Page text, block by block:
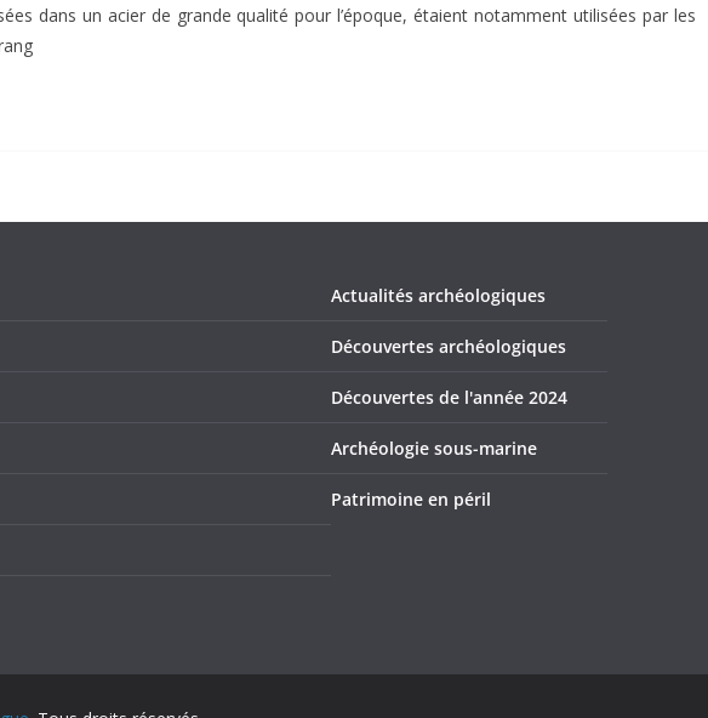
dans un acier de grande qualité pour l’époque, étaient notamment utilisées par les
Actualités archéologiques
Découvertes archéologiques
Découvertes de l'année 2024
Archéologie sous-marine
Patrimoine en péril